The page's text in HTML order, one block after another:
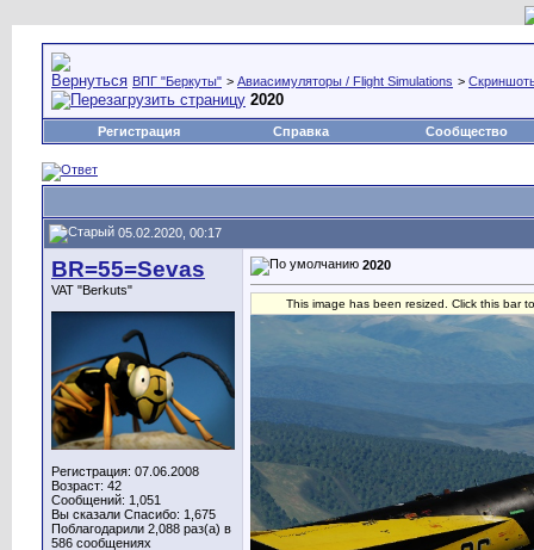
ВПГ "Беркуты" > Авиасимуляторы / Flight Simulations >
2020
Регистрация Справка Сообщество
05.02.2020, 00:17
BR=55=Sevas
VAT "Berkuts"
Регистрация: 07.06.2008
Возраст: 42
Сообщений: 1,051
Вы сказали Спасибо: 1,675
Поблагодарили 2,088 раз(а) в
586 сообщениях
2020
This image has been resized. Click this bar